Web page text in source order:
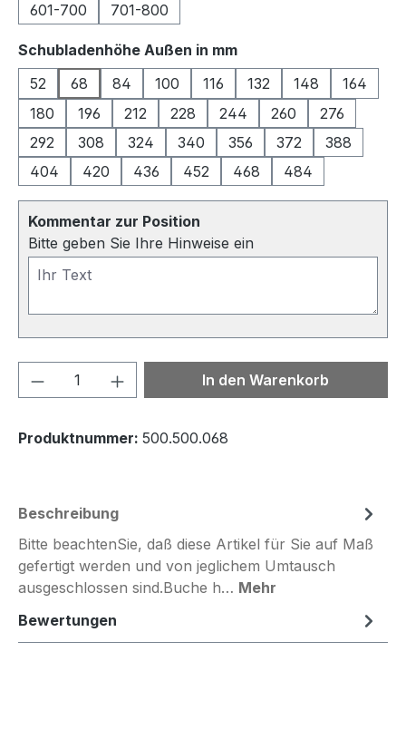
601-700
701-800
Schubladenhöhe Außen in mmauswählen
52
68 84 100 116 132 148
164
180
196 212 228 244 260
276
292
308 324 340 356 372
388
404
420 436 452 468 484
Kommentar zur Position
Bitte geben Sie Ihre Hinweise ein
Produkt Anzahl: Gib denIn den Warenkorb
Produktnummer: 500.500.068
Beschreibung
Bitte beachtenSie, daß diese Artikel für Sie auf Maß
gefertigt werden und von jeglichem Umtausch
ausgeschlossen sind.Buche h… Mehr
Bewertungen